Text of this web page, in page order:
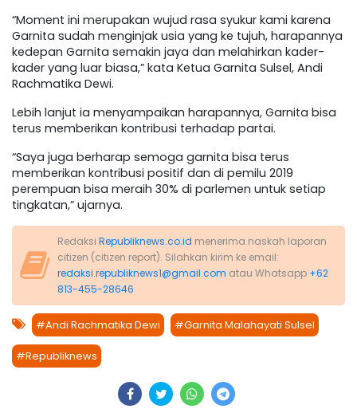
“Moment ini merupakan wujud rasa syukur kami karena
Garnita sudah menginjak usia yang ke tujuh, harapannya
kedepan Garnita semakin jaya dan melahirkan kader-
kader yang luar biasa,” kata Ketua Garnita Sulsel, Andi
Rachmatika Dewi.
Lebih lanjut ia menyampaikan harapannya, Garnita bisa
terus memberikan kontribusi terhadap partai.
“Saya juga berharap semoga garnita bisa terus
memberikan kontribusi positif dan di pemilu 2019
perempuan bisa meraih 30% di parlemen untuk setiap
tingkatan,” ujarnya.
Redaksi Republiknews.co.id menerima naskah laporan
citizen (citizen report). Silahkan kirim ke email:
redaksi.republiknews1@gmail.com atau Whatsapp +62
813-455-28646
#Andi Rachmatika Dewi #Garnita Malahayati Sulsel
#Republiknews